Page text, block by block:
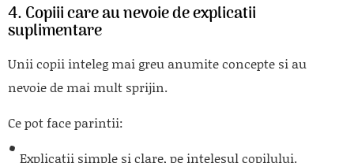
4. Copiii care au nevoie de explicatii
suplimentare
Unii copii inteleg mai greu anumite concepte si au
nevoie de mai mult sprijin.
Ce pot face parintii:
Explicatii simple si clare, pe intelesul copilului.